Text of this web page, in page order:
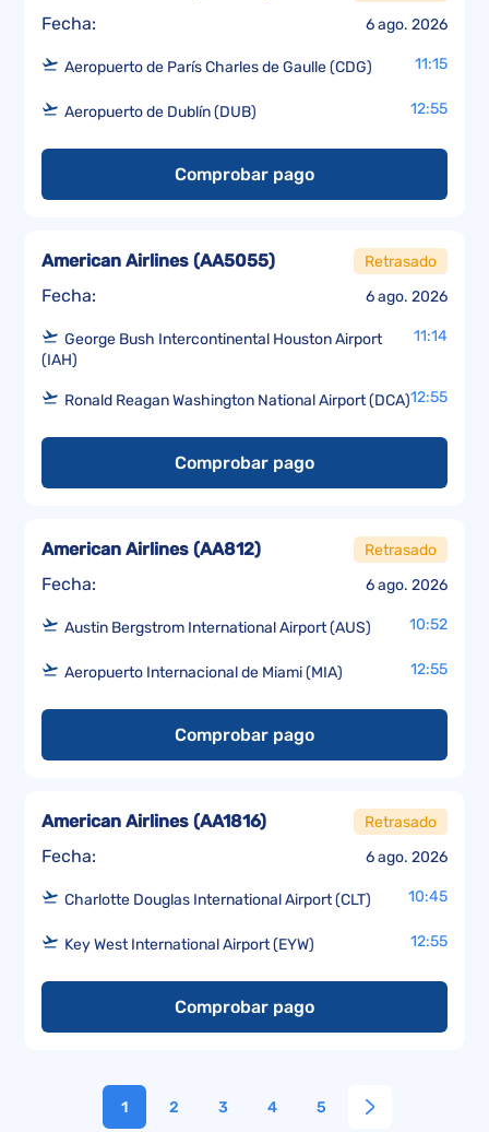
Fecha: 6 ago. 2026
Aeropuerto de París Charles de Gaulle (CDG) 11:15
Aeropuerto de Dublín (DUB) 12:55
Comprobar pago
Fecha: 6 ago. 2026
American Airlines (AA5055) Retrasado
George Bush Intercontinental Houston Airport
(IAH)
11:14
Ronald Reagan Washington National Airport (DCA)12:55
Comprobar pago
Fecha: 6 ago. 2026
American Airlines (AA812) Retrasado
Austin Bergstrom International Airport (AUS) 10:52
Aeropuerto Internacional de Miami (MIA) 12:55
Comprobar pago
Fecha: 6 ago. 2026
American Airlines (AA1816) Retrasado
Charlotte Douglas International Airport (CLT) 10:45
Key West International Airport (EYW) 12:55
Comprobar pago
1 2 3 4 5